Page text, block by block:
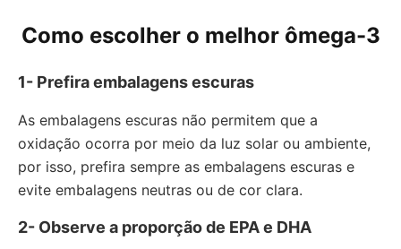
Como escolher o melhor ômega-3
1- Prefira embalagens escuras
As embalagens escuras não permitem que a
oxidação ocorra por meio da luz solar ou ambiente,
por isso, prefira sempre as embalagens escuras e
evite embalagens neutras ou de cor clara.
2- Observe a proporção de EPA e DHA